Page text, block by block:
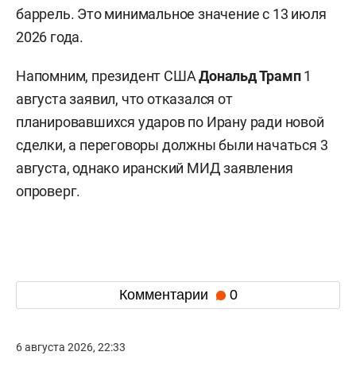
баррель. Это минимальное значение с 13 июля
2026 года.
Напомним, президент СШАДональд Трамп1
августа заявил, что отказался от
планировавшихся ударов по Ирану ради новой
сделки, а переговоры должны были начаться 3
августа, однако иранский МИД заявления
опроверг.
Комментарии 0
6 августа 2026, 22:33